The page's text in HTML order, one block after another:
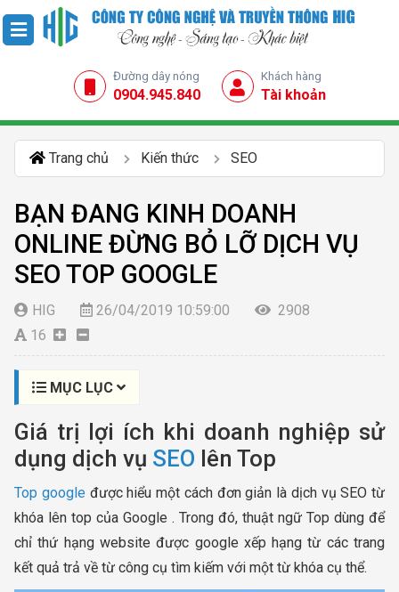
Đường dây nóng
0904.945.840
Khách hàng
Tài khoản
Trang chủ Kiến thức SEO
BẠN ĐANG KINH DOANH
ONLINE ĐỪNG BỎ LỠ DỊCH VỤ
SEO TOP GOOGLE
HIG 26/04/2019 10:59:00
2908
16
MỤC LỤC
Giá trị lợi ích khi doanh nghiệp sử
dụng dịch vụ SEO lên Top
Top google được hiểu một cách đơn giản là dịch vụ SEO từ
khóa lên top của Google . Trong đó, thuật ngữ Top dùng để
chỉ thứ hạng website được google xếp hạng từ các trang
kết quả trả về từ công cụ tìm kiếm với một từ khóa cụ thể.